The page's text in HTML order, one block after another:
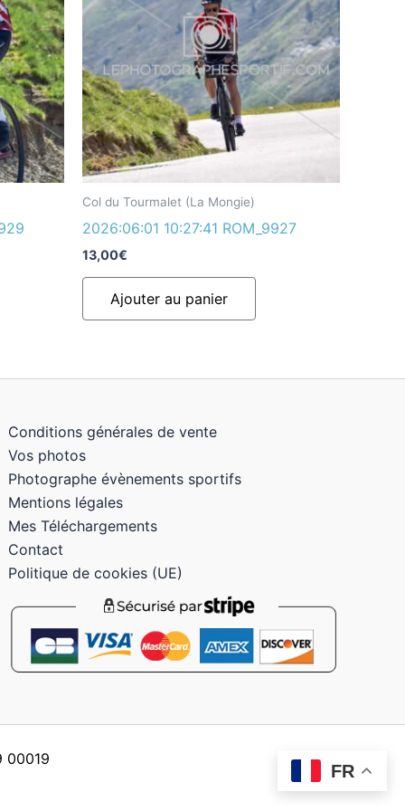
Col du Tourmalet (La Mongie)
2026:06:01 10:27:41 ROM_9927
13,00€
Ajouter au panier
Conditions générales de vente
Vos photos
Photographe évènements sportifs
Mentions légales
Mes Téléchargements
Contact
Politique de cookies (UE)
00019
FR